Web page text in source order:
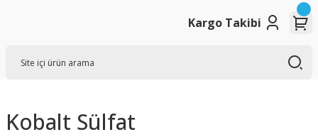
Kargo Takibi
Kobalt Sülfat